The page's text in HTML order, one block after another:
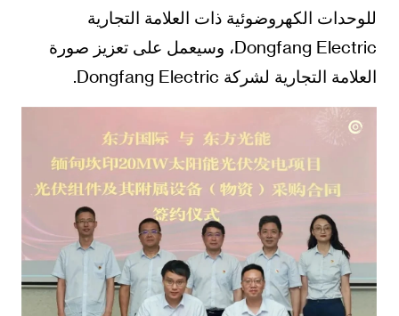
للوحدات الكهروضوئية ذات العلامة التجارية
Dongfang Electric، وسيعمل على تعزيز صورة
العلامة التجارية لشركة Dongfang Electric.